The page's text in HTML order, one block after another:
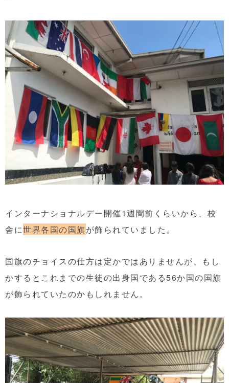
インターナショナルデー開催1週間前くらいから、校
舎に世界各国の国旗が飾られていました。
国旗のチョイスの仕方は定かではありませんが、もし
かするとこれまでの生徒の出身国である56か国の国旗
が飾られていたのかもしれません。